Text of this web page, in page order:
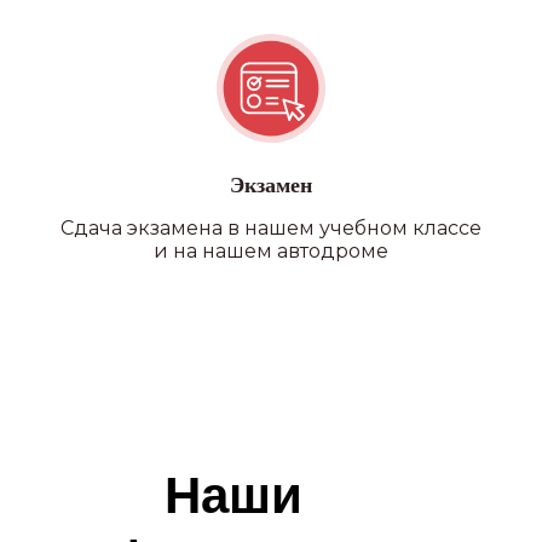
Экзамен
Сдача экзамена в нашем учебном классе
и на нашем автодроме
Возможность прохождения
комиссии на филиале
ВСЕ В ОДНОМ МЕСТЕ